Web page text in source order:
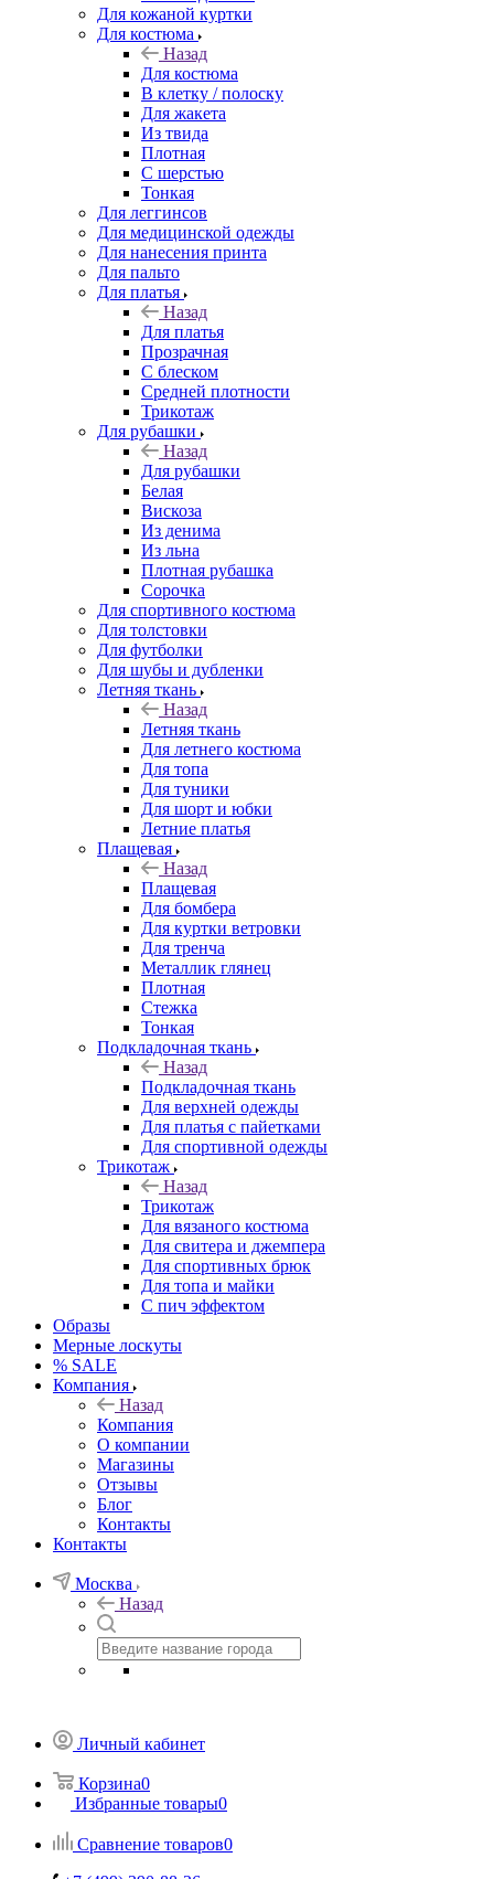
Для кожаной куртки
Для костюма
Назад
Для костюма
В клетку / полоску
Для жакета
Из твида
Плотная
С шерстью
Тонкая
Для леггинсов
Для медицинской одежды
Для нанесения принта
Для пальто
Для платья
Назад
Для платья
Прозрачная
С блеском
Средней плотности
Трикотаж
Для рубашки
Назад
Для рубашки
Белая
Вискоза
Из денима
Из льна
Плотная рубашка
Сорочка
Для спортивного костюма
Для толстовки
Для футболки
Для шубы и дубленки
Летняя ткань
Назад
Летняя ткань
Для летнего костюма
Для топа
Для туники
Для шорт и юбки
Летние платья
Плащевая
Назад
Плащевая
Для бомбера
Для куртки ветровки
Для тренча
Металлик глянец
Плотная
Стежка
Тонкая
Подкладочная ткань
Назад
Подкладочная ткань
Для верхней одежды
Для платья с пайетками
Для спортивной одежды
Трикотаж
Назад
Трикотаж
Для вязаного костюма
Для свитера и джемпера
Для спортивных брюк
Для топа и майки
С пич эффектом
Образы
Мерные лоскуты
% SALE
Компания
Назад
Компания
О компании
Магазины
Отзывы
Блог
Контакты
Контакты
Москва
Назад
Личный кабинет
Корзина0
Избранные товары0
Сравнение товаров0